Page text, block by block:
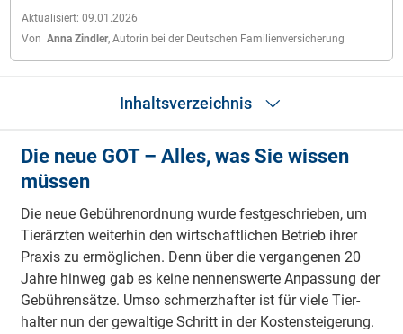
Aktualisiert: 09.01.2026
Von Anna Zindler, Autorin bei der Deutschen Familienversicherung
Inhaltsverzeichnis
Die neue GOT
Berechnung Tierarztkosten
Beispiel­rechnung
Zusätzliche Kosten
Häufige Fragen
Die neue GOT – Alles, was Sie wissen
müssen
Die neue Gebührenordnung wurde fest­ge­schrieben, um
Tier­ärzten weiterhin den wirt­schaft­lichen Be­trieb ihrer
Praxis zu ermöglichen. Denn über die ver­gan­genen 20
Jahre hinweg gab es keine nen­nens­werte An­passung der
Ge­büh­ren­sätze. Umso schmerz­hafter ist für viele Tier­
halter nun der ge­waltige Schritt in der Kosten­steigerung.